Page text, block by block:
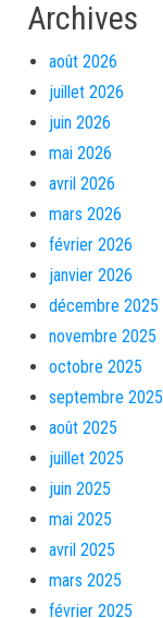
Archives
août 2026
juillet 2026
juin 2026
mai 2026
avril 2026
mars 2026
février 2026
janvier 2026
décembre 2025
novembre 2025
octobre 2025
septembre 2025
août 2025
juillet 2025
juin 2025
mai 2025
avril 2025
mars 2025
février 2025